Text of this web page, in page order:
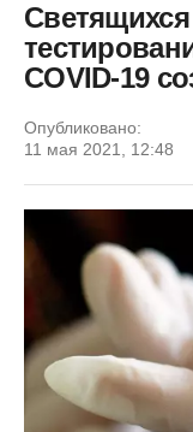
COVID-19
Опубликовано:
11 мая 2021, 12:48